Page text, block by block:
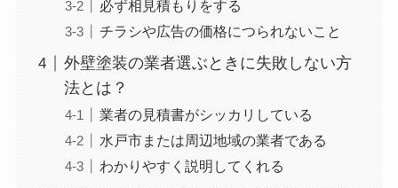
必ず相見積もりをする
チラシや広告の価格につられないこと
外壁塗装の業者選ぶときに失敗しない方
法とは？
業者の見積書がシッカリしている
水戸市または周辺地域の業者である
わかりやすく説明してくれる